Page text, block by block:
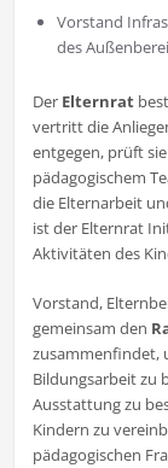
Vorstand
des
Der Elternrat
vertritt die
entgegen, prüft
pädagogischem
die Elternarbeit
ist der Elternrat
Aktivitäten des
Vorstand,
gemeinsam den
zusammenfindet,
Bildungsarbeit zu
Ausstattung zu
Kindern zu
pädagogischen